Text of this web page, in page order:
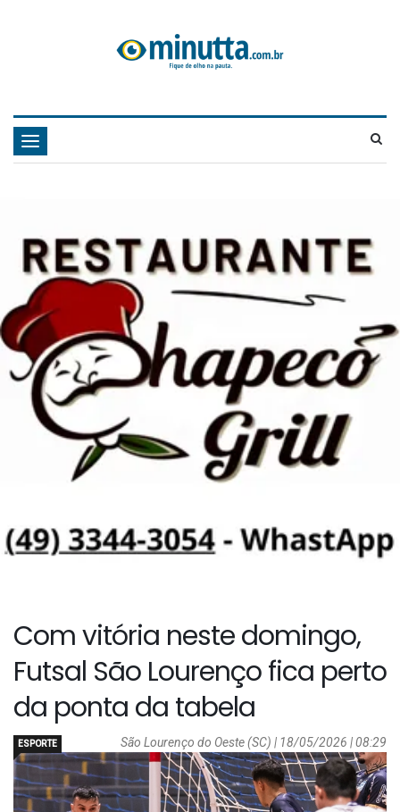
Navegação
Com vitória neste domingo,
Futsal São Lourenço fica perto
da ponta da tabela
ESPORTE São Lourenço do Oeste (SC) | 18/05/2026 | 08:29